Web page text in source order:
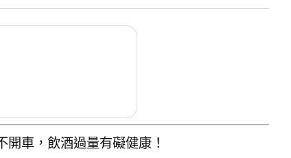
開車，飲酒過量有礙健康！